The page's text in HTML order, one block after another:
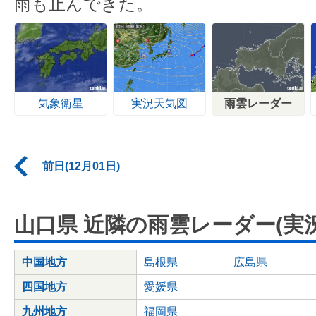
気象衛星 実況天気図 雨雲レーダー
前日(12月01日)
山口県 近隣の雨雲レーダー(実
中国地方 島根県 広島県
四国地方 愛媛県
九州地方 福岡県